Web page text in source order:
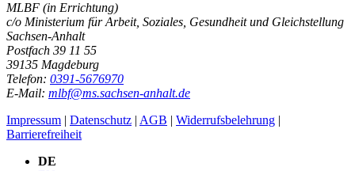
MLBF (in Errichtung)
c/o Ministerium für Arbeit, Soziales, Gesundheit und Gleichstellung
Sachsen-Anhalt
Postfach 39 11 55
39135 Magdeburg
Telefon: 0391-5676970
E-Mail: mlbf@ms.sachsen-anhalt.de
Impressum | Datenschutz | AGB | Widerrufsbelehrung |
Barrierefreiheit
DE